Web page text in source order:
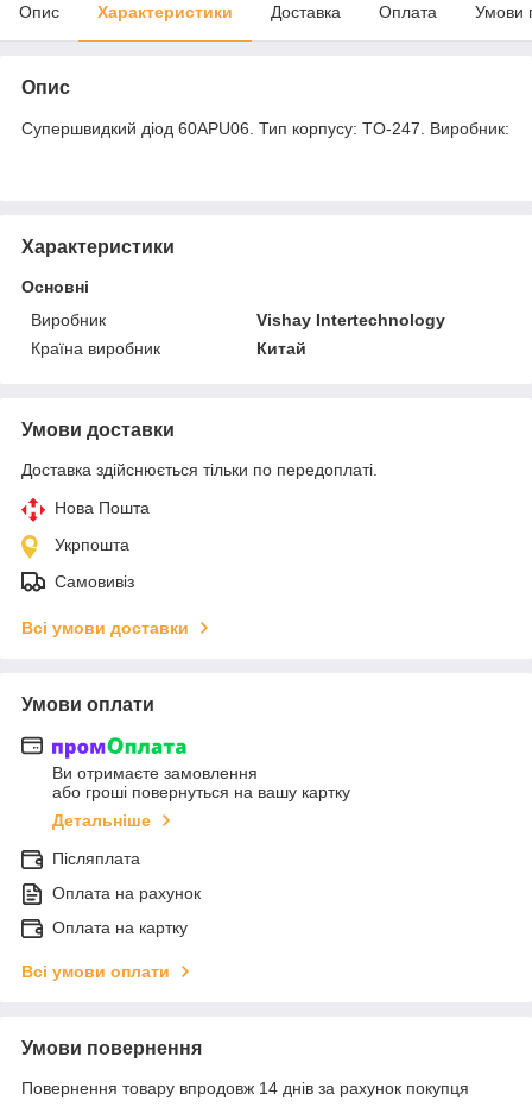
Опис Характеристики Доставка Оплата Умови
Опис
Супершвидкий діод 60APU06. Тип корпусу: TO-247. Виробник:
Характеристики
Основні
Виробник
Vishay Intertechnology
Країна виробник
Китай
Умови доставки
Доставка здійснюється тільки по передоплаті.
Нова Пошта
Укрпошта
Самовивіз
Всі умови доставки
Умови оплати
Ви отримаєте замовлення
або гроші повернуться на вашу картку
Детальніше
Післяплата
Оплата на рахунок
Оплата на картку
Всі умови оплати
Умови повернення
Повернення товару впродовж 14 днів за рахунок покупця